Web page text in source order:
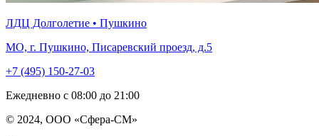
ЛДЦ Долголетие • Пушкино
МО, г. Пушкино, Писаревский проезд, д.5
+7 (495) 150-27-03
Ежедневно с 08:00 до 21:00
© 2024, ООО «Сфера-СМ»